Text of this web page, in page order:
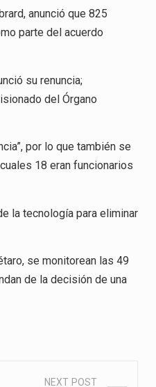
anunció que 825
parte del acuerdo
su renuncia;
del Órgano
por lo que también se
18 eran funcionarios
la tecnología para eliminar
se monitorean las 49
de la decisión de una
NEXT POST